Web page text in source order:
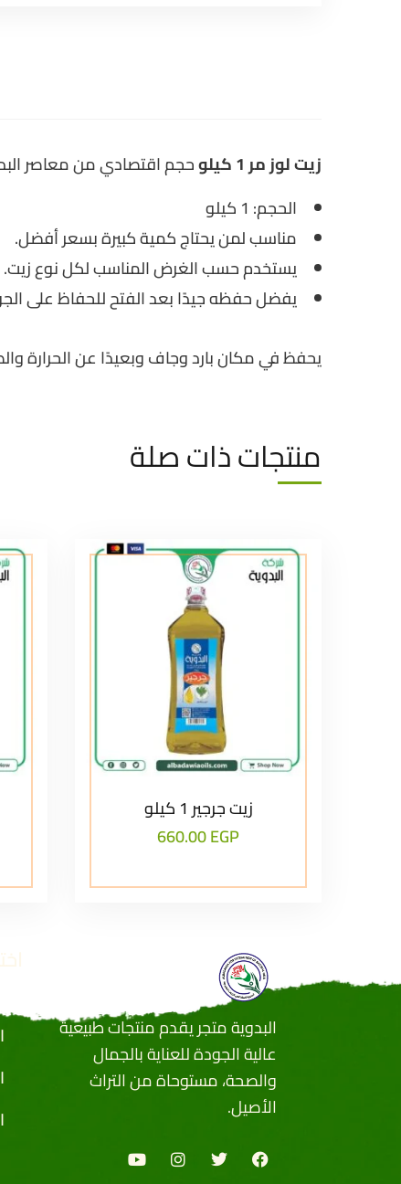
زيت لوز مر 1 كيلو
حجم اقتصادي من معاصر
الحجم: 1 كيلو
مناسب لمن يحتاج كمية كبيرة بسعر أفضل.
يستخدم حسب الغرض المناسب لكل نوع زيت.
يفضل حفظه جيدًا بعد الفتح للحفاظ على
يحفظ في مكان بارد وجاف وبعيدًا عن الحرارة
منتجات ذات صلة
زيت جرجير 1 كيلو
660.00EGP
البدوية متجر يقدم منتجات طبيعية
عالية الجودة للعناية بالجمال
والصحة، مستوحاة من التراث
الأصيل.